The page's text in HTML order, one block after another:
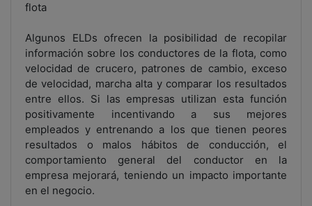
flota
Algunos ELDs ofrecen la posibilidad de recopilar
información sobre los conductores de la flota, como
velocidad de crucero, patrones de cambio, exceso
de velocidad, marcha alta y comparar los resultados
entre ellos. Si las empresas utilizan esta función
positivamente incentivando a sus mejores
empleados y entrenando a los que tienen peores
resultados o malos hábitos de conducción, el
comportamiento general del conductor en la
empresa mejorará, teniendo un impacto importante
en el negocio.